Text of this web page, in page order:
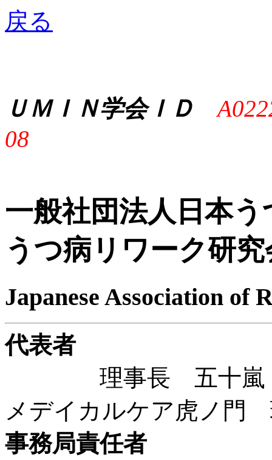
戻る
ＵＭＩＮ学会ＩＤ
08
一般社団法人日本
うつ病リワーク研
Japanese Association of
代表者
理事長 五十嵐 良
メデイカルケア虎ノ門
事務局責任者